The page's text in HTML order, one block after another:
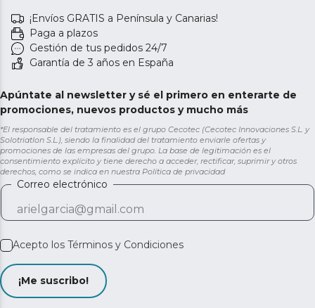
¡Envíos GRATIS a Península y Canarias!
Paga a plazos
Gestión de tus pedidos 24/7
Garantía de 3 años en España
Apúntate al newsletter y sé el primero en enterarte de
promociones, nuevos productos y mucho más
*El responsable del tratamiento es el grupo Cecotec (Cecotec Innovaciones S.L. y
Solotriatlon S.L.), siendo la finalidad del tratamiento enviarle ofertas y
promociones de las empresas del grupo. La base de legitimación es el
consentimiento explícito y tiene derecho a acceder, rectificar, suprimir y otros
derechos, como se indica en nuestra Política de privacidad
Correo electrónico
Acepto los Términos y Condiciones
¡Me suscribo!